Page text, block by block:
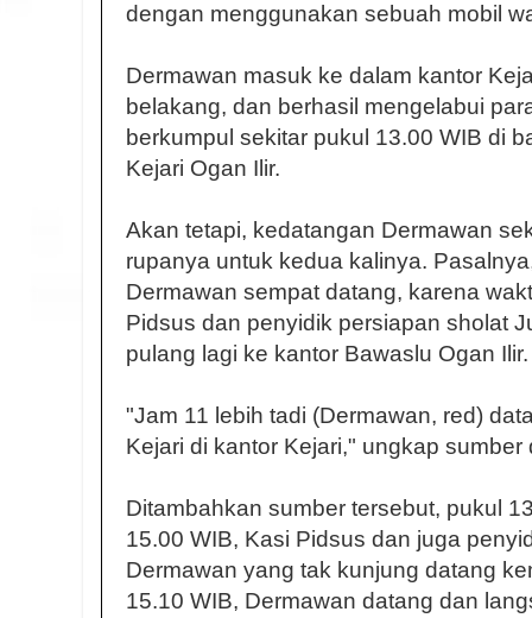
dengan menggunakan sebuah mobil
Dermawan masuk ke dalam kantor
belakang, dan berhasil mengelabui
berkumpul sekitar pukul 13.00 WIB di
Kejari Ogan Ilir.
Akan tetapi, kedatangan Dermawan
rupanya untuk kedua kalinya.
Dermawan sempat datang, karena
Pidsus dan penyidik persiapan sholat
pulang lagi ke kantor Bawaslu Ogan Ilir.
"Jam 11 lebih tadi (Dermawan, red)
Kejari di kantor Kejari," ungkap sumber
Ditambahkan sumber tersebut, pukul
15.00 WIB, Kasi Pidsus dan juga
Dermawan yang tak kunjung datang
15.10 WIB, Dermawan datang dan